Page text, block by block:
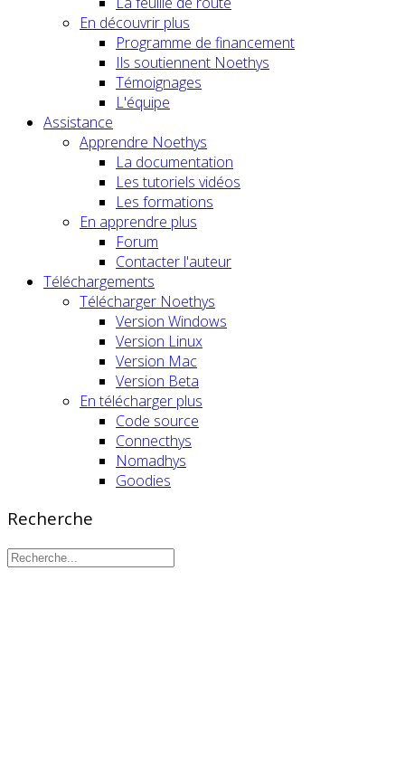
En découvrir plus
Programme de financement
Ils soutiennent Noethys
Témoignages
L'équipe
Assistance
Apprendre Noethys
La documentation
Les tutoriels vidéos
Les formations
En apprendre plus
Forum
Contacter l'auteur
Téléchargements
Télécharger Noethys
Version Windows
Version Linux
Version Mac
Version Beta
En télécharger plus
Code source
Connecthys
Nomadhys
Goodies
Recherche